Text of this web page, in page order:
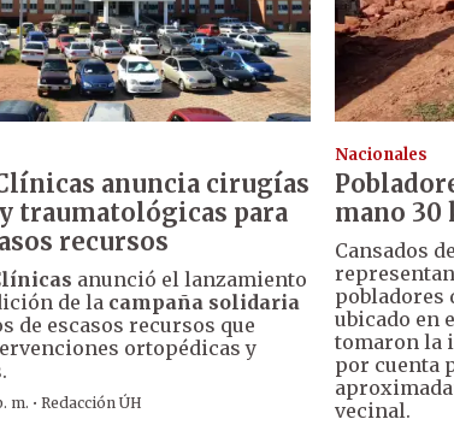
anuncia cirugías
traumatológicas para
recursos
anunció el lanzamiento
de la campaña solidaria
de escasos recursos que
ortopédicas y
m. · Redacción ÚH
Nacionales
mano 30
Cansados
pobladores
ubicado en
tomaron la
por cuenta
vecinal.